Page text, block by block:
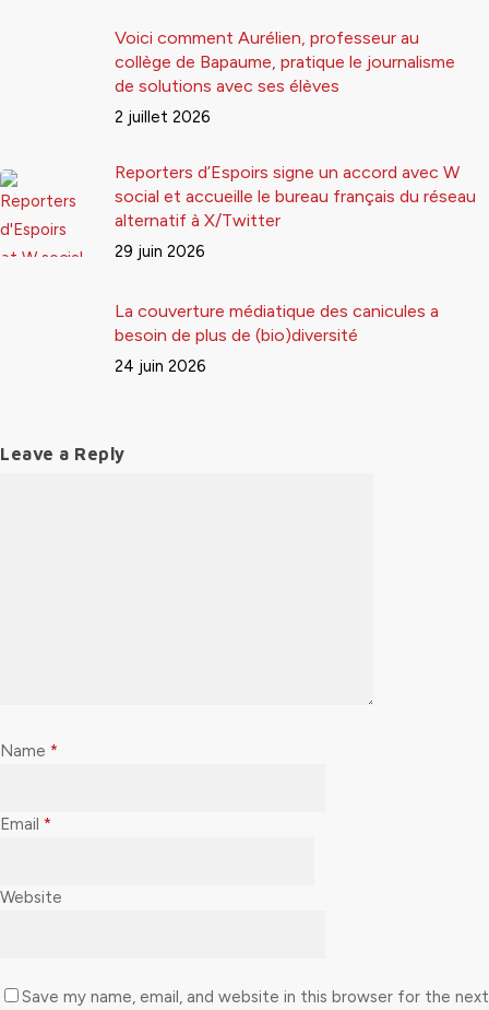
Voici comment Aurélien, professeur au
collège de Bapaume, pratique le journalisme
de solutions avec ses élèves
2 juillet 2026
Reporters d’Espoirs signe un accord avec W
social et accueille le bureau français du réseau
alternatif à X/Twitter
29 juin 2026
La couverture médiatique des canicules a
besoin de plus de (bio)diversité
24 juin 2026
Leave a Reply
Name *
Email *
Website
Save my name, email, and website in this browser for the next